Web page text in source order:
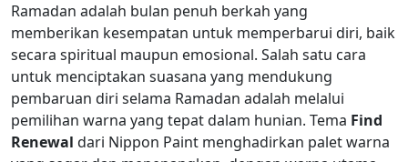
Ramadan adalah bulan penuh berkah yang
memberikan kesempatan untuk memperbarui diri, baik
secara spiritual maupun emosional. Salah satu cara
untuk menciptakan suasana yang mendukung
pembaruan diri selama Ramadan adalah melalui
pemilihan warna yang tepat dalam hunian. Tema Find
Renewal dari Nippon Paint menghadirkan palet warna